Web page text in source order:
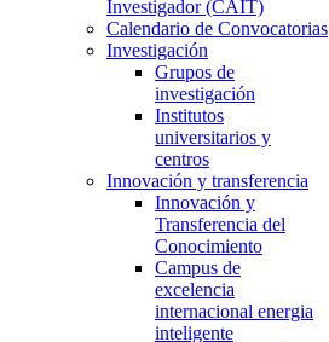
Investigador (CAIT)
Calendario de Convocatorias
Investigación
Grupos de
investigación
Institutos
universitarios y
centros
Innovación y transferencia
Innovación y
Transferencia del
Conocimiento
Campus de
excelencia
internacional energia
inteligente